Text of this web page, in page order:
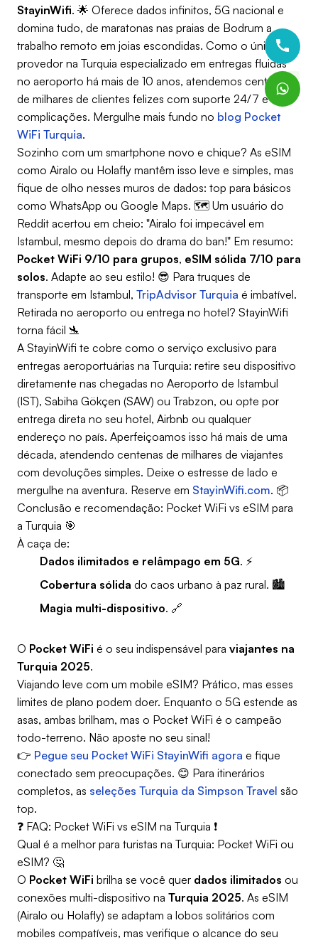
StayinWifi. 🌟 Oferece dados infinitos, 5G nacional e
domina tudo, de maratonas nas praias de Bodrum a
trabalho remoto em joias escondidas. Como o único
provedor na Turquia especializado em entregas fluidas
no aeroporto há mais de 10 anos, atendemos centenas
de milhares de clientes felizes com suporte 24/7 e zero
complicações. Mergulhe mais fundo no blog Pocket
WiFi Turquia.
Sozinho com um smartphone novo e chique? As eSIM
como Airalo ou Holafly mantêm isso leve e simples, mas
fique de olho nesses muros de dados: top para básicos
como WhatsApp ou Google Maps. 🗺️ Um usuário do
Reddit acertou em cheio: "Airalo foi impecável em
Istambul, mesmo depois do drama do ban!" Em resumo:
Pocket WiFi 9/10 para grupos, eSIM sólida 7/10 para
solos. Adapte ao seu estilo! 😎 Para truques de
transporte em Istambul, TripAdvisor Turquia é imbatível.
Retirada no aeroporto ou entrega no hotel? StayinWifi
torna fácil 🛬
A StayinWifi te cobre como o serviço exclusivo para
entregas aeroportuárias na Turquia: retire seu dispositivo
diretamente nas chegadas no Aeroporto de Istambul
(IST), Sabiha Gökçen (SAW) ou Trabzon, ou opte por
entrega direta no seu hotel, Airbnb ou qualquer
endereço no país. Aperfeiçoamos isso há mais de uma
década, atendendo centenas de milhares de viajantes
com devoluções simples. Deixe o estresse de lado e
mergulhe na aventura. Reserve em StayinWifi.com. 📦
Conclusão e recomendação: Pocket WiFi vs eSIM para
a Turquia 🎯
À caça de:
Dados ilimitados e relâmpago em 5G. ⚡
Cobertura sólida do caos urbano à paz rural. 🏙️
Magia multi-dispositivo. 🔗
O Pocket WiFi é o seu indispensável para viajantes na
Turquia 2025.
Viajando leve com um mobile eSIM? Prático, mas esses
limites de plano podem doer. Enquanto o 5G estende as
asas, ambas brilham, mas o Pocket WiFi é o campeão
todo-terreno. Não aposte no seu sinal!
👉 Pegue seu Pocket WiFi StayinWifi agora e fique
conectado sem preocupações. 😊 Para itinerários
completos, as seleções Turquia da Simpson Travel são
top.
❓ FAQ: Pocket WiFi vs eSIM na Turquia ❗
Qual é a melhor para turistas na Turquia: Pocket WiFi ou
eSIM? 🤔
O Pocket WiFi brilha se você quer dados ilimitados ou
conexões multi-dispositivo na Turquia 2025. As eSIM
(Airalo ou Holafly) se adaptam a lobos solitários com
mobiles compatíveis, mas verifique o alcance do seu